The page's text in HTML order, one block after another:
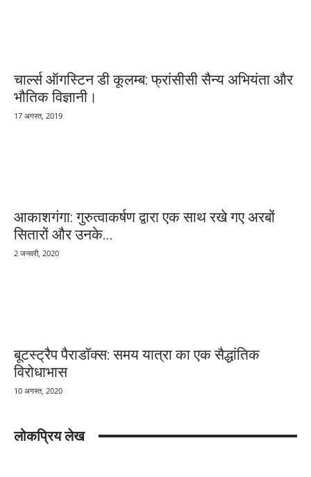
चार्ल्स ऑगस्टिन डी कूलम्ब: फ्रांसीसी सैन्य अभियंता और
भौतिक विज्ञानी।
17 अगस्त, 2019
आकाशगंगा: गुरुत्वाकर्षण द्वारा एक साथ रखे गए अरबों
सितारों और उनके...
2 जनवरी, 2020
बूटस्ट्रैप पैराडॉक्स: समय यात्रा का एक सैद्धांतिक
विरोधाभास
10 अगस्त, 2020
लोकप्रिय लेख